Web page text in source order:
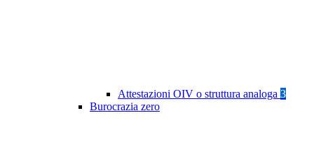
Attestazioni OIV o struttura analoga 3
Burocrazia zero